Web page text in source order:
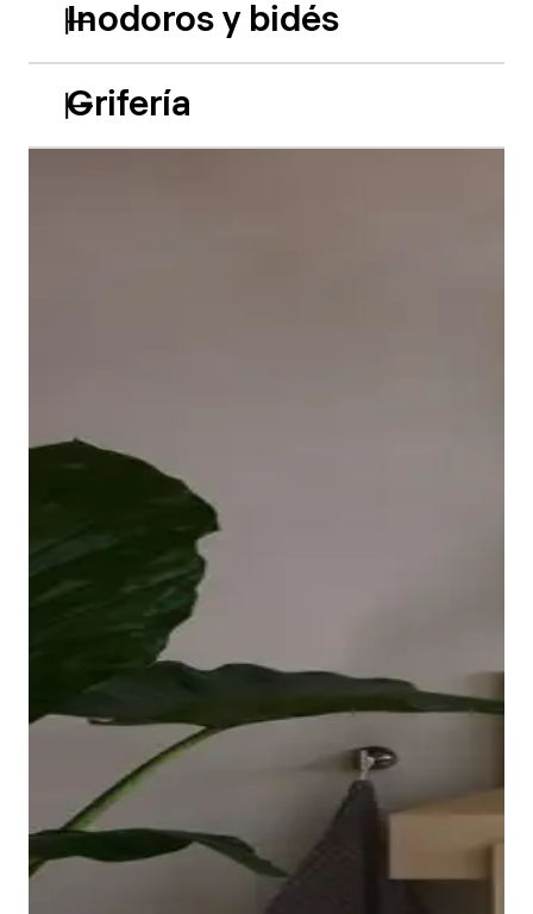
Los grifos adecuados para lavabo, bidé, ducha y
bañera completan la gama de la serie Balcoon. Su
manilla elíptica se integra en el cuerpo del grifo con
un suave arco y resulta muy agradable al tacto.
esquinas y es fácil de limpiar. El interior ergonómico,
disponible en Blanco o Blanco mate, invita a relajarse
Mostrar bañeras
Inodoros y bidés
Grifería